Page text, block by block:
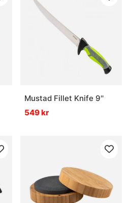
Mustad Fillet Knife 9''
549 kr